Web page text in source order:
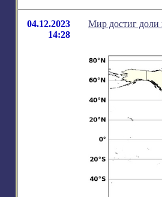
04.12.2023
14:28
Мир достиг доли